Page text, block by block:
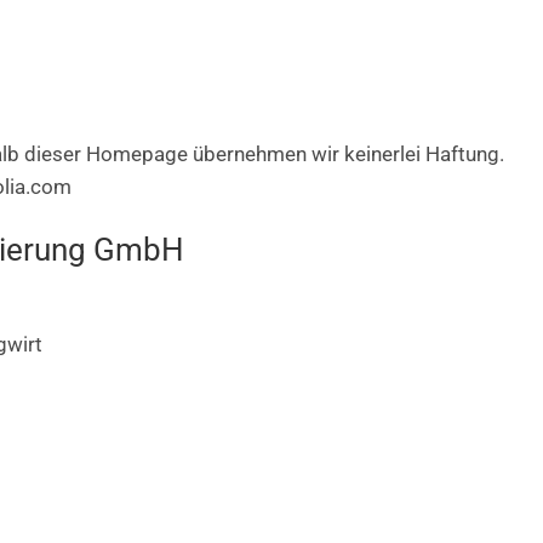
dieser Homepage übernehmen wir keinerlei Haftung.
GmbH